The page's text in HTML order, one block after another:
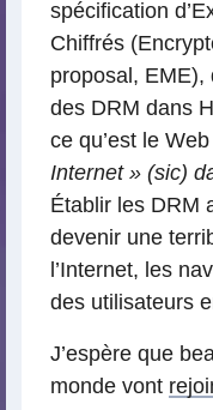
spécification
Chiffrés
proposal, EME),
des DRM dans
ce qu’est le Web
Internet » (sic)
Établir les DRM
devenir une
l’Internet, les
des utilisateurs
J’espère que
monde vont